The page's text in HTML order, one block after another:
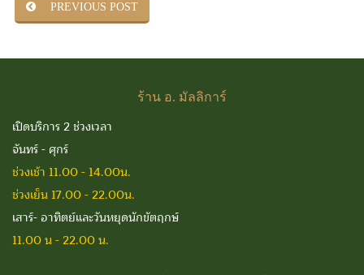
PREVIOUS POST
ร้าน อ. มัลลิการ์
เปิดบริการ 2 ช่วงเวลา
จันทร์ - ศุกร์
ช่วงเช้า 11.00 - 14.00น.
ช่วงเย็น 17.00 - 22.00น.
เสาร์- อาทิตย์และวันหยุดนักขัตฤกษ์
11.00 น - 22.00 น.